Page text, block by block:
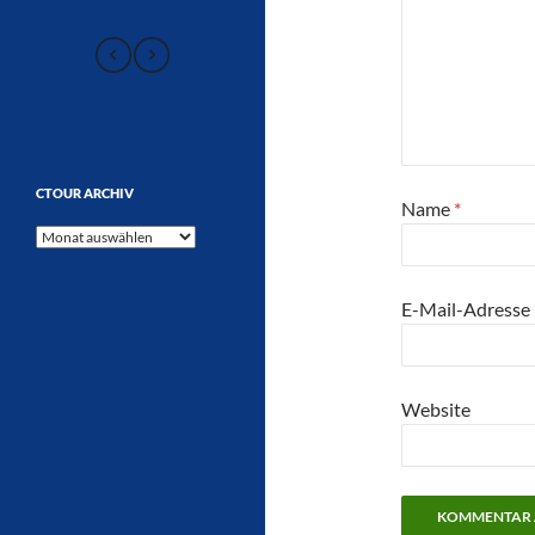
Name *
E-Mail-Adresse
Website
CTOUR ARCHIV
CTOUR